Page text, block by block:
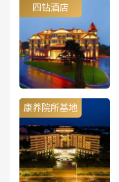
四钻酒店
康养院所基地